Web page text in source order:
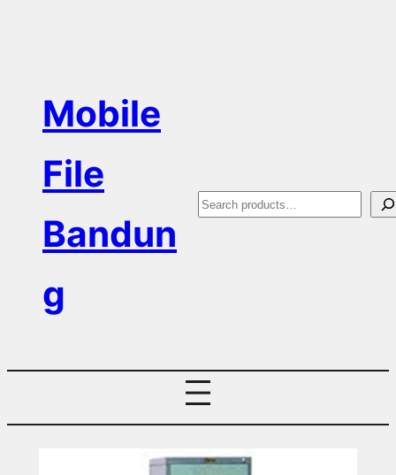
Mobile
File
Bandun
g
S